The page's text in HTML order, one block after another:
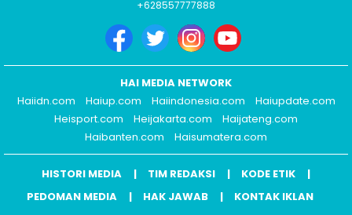
+628557777888
HAI MEDIA NETWORK
Haiidn.com
Haiup.com Haiindonesia.com
Haiupdate.com
Heisport.com
Heijakarta.com
Haijateng.com
Haibanten.com
Haisumatera.com
HISTORI MEDIA TIM REDAKSI
KODE ETIK
PEDOMAN MEDIA
HAK JAWAB KONTAK IKLAN